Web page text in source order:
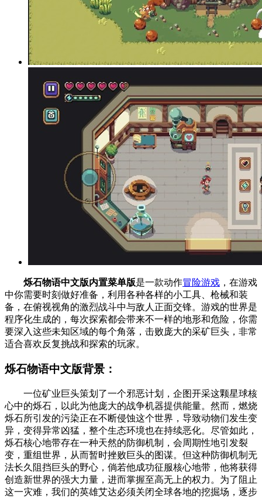
烁石物语中文版内置菜单版是一款动作冒险游戏 ，在游戏
中你需要时刻做好准备，利用各种各样的小工具、枪械和装
备，在俯视视角的激烈战斗中与敌人正面交锋。游戏的世界是
程序化生成的，每次探索都会带来不一样的地形和危险，你需
要深入这些未知区域的每个角落，击败庞大的采矿巨头，非常
适合喜欢反复挑战和探索的玩家。
烁石物语中文版背景：
一位矿业巨头策划了一个邪恶计划，企图开采这颗星球核
心中的烁石，以此为他庞大的战争机器提供能量。然而，燃烧
烁石所引发的污染正在不断侵蚀这个世界，导致动物们发生变
异，变得异常凶猛，整个生态环境也在持续恶化。尽管如此，
烁石核心地带存在一种天然的防御机制，会周期性地引发裂
变，重组世界，从而暂时挫败巨头的图谋。但这种防御机制无
法长久阻挡巨头的野心，倘若他成功征服核心地带，他将获得
创造新世界的强大力量，进而掌握至高无上的权力。为了阻止
这一灾难，我们的英雄艾达必须关闭全球各地的挖掘场，逐步